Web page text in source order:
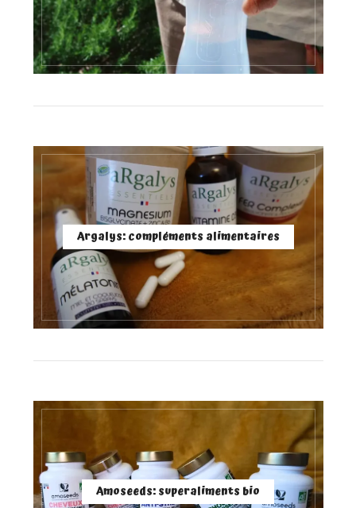
Argalys: compléments alimentaires
Amoseeds: superaliments bio